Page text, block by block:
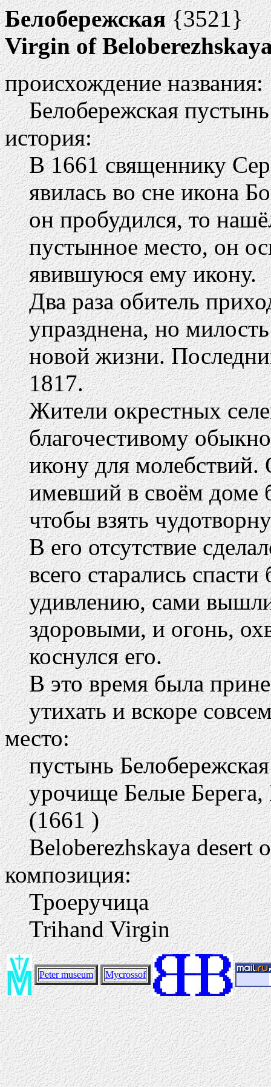
Белобережская{3521}
Virgin of
происхождение названия:
Белобережская пустынь
история:
В 1661 священнику
явилась во сне икона
он пробудился, то
пустынное место, он
явившуюся ему икону.
Два раза обитель
упразднена, но
новой жизни.
1817.
Жители окрестных
благочестивому
икону для молебствий.
имевший в своём доме
чтобы взять
В его отсутствие
всего старались
удивлению, сами
здоровыми, и огонь,
коснулся его.
В это время была
утихать и вскоре
место:
пустынь
урочище Белые Берега,
(1661 )
Beloberezhskaya desert
композиция:
Троеручица
Trihand Virgin
Peter museum Mycrossof